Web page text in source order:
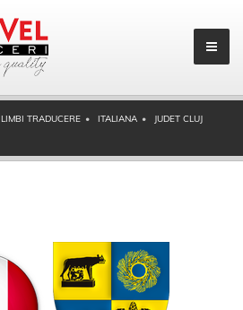
LIMBI TRADUCERE ITALIANA JUDET CLUJ